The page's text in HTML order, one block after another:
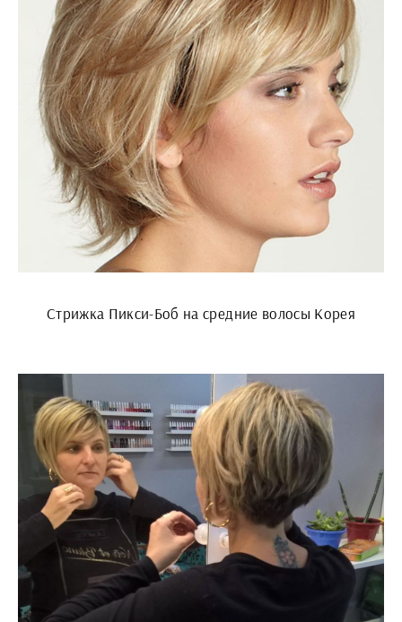
Стрижка Пикси-Боб на средние волосы Корея